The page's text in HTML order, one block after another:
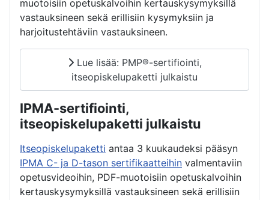
muotoisiin opetuskalvoihin kertauskysymyksillä
vastauksineen sekä erillisiin kysymyksiin ja
harjoitustehtäviin vastauksineen.
Lue lisää: PMP®-sertifiointi,
itseopiskelupaketti julkaistu
IPMA-sertifiointi,
itseopiskelupaketti julkaistu
Itseopiskelupaketti antaa 3 kuukaudeksi pääsyn
IPMA C- ja D-tason sertifikaatteihin valmentaviin
opetusvideoihin, PDF-muotoisiin opetuskalvoihin
kertauskysymyksillä vastauksineen sekä erillisiin